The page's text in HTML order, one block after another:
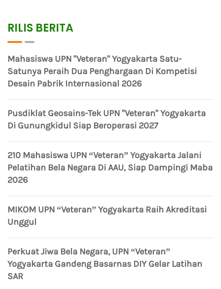
RILIS BERITA
Mahasiswa UPN "Veteran" Yogyakarta Satu-
Satunya Peraih Dua Penghargaan Di Kompetisi
Desain Pabrik Internasional 2026
Pusdiklat Geosains-Tek UPN "Veteran" Yogyakarta
Di Gunungkidul Siap Beroperasi 2027
210 Mahasiswa UPN “Veteran” Yogyakarta Jalani
Pelatihan Bela Negara Di AAU, Siap Dampingi Maba
2026
MIKOM UPN “Veteran” Yogyakarta Raih Akreditasi
Unggul
Perkuat Jiwa Bela Negara, UPN “Veteran”
Yogyakarta Gandeng Basarnas DIY Gelar Latihan
SAR